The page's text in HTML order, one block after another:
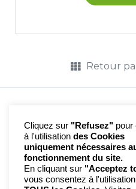
Retour
N°12
N°14 PANCRÉAS |
Cliquez sur "Refusez" pour
à l'utilisation des Cookies
uniquement nécessaires
fonctionnement du site.
En cliquant sur "Acceptez
vous consentez à